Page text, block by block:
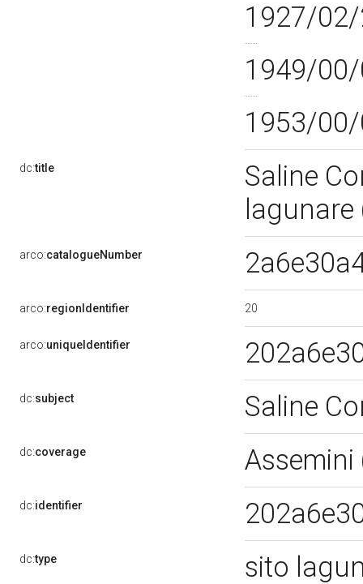
1927/
1949/
1953/
dc:title
Saline
arco:catalogueNumber
arco:regionIdentifier 20
arco:uniqueIdentifier
dc:subject Saline
dc:coverage
dc:identifier
dc:type sito